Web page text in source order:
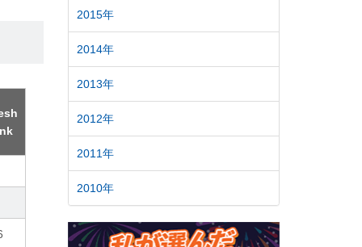
2015年
2014年
2013年
2012年
2011年
2010年